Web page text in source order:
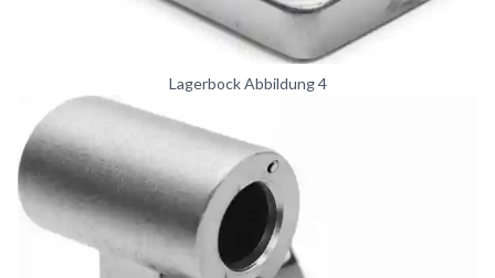
Lagerbock Abbildung 4